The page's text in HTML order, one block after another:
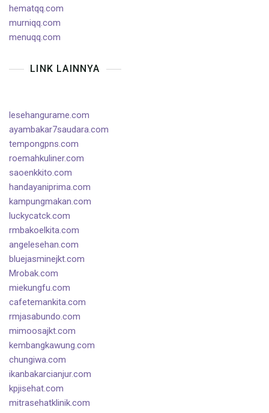
hematqq.com
murniqq.com
menuqq.com
LINK LAINNYA
lesehangurame.com
ayambakar7saudara.com
tempongpns.com
roemahkuliner.com
saoenkkito.com
handayaniprima.com
kampungmakan.com
luckycatck.com
rmbakoelkita.com
angelesehan.com
bluejasminejkt.com
Mrobak.com
miekungfu.com
cafetemankita.com
rmjasabundo.com
mimoosajkt.com
kembangkawung.com
chungiwa.com
ikanbakarcianjur.com
kpjisehat.com
mitrasehatklinik.com